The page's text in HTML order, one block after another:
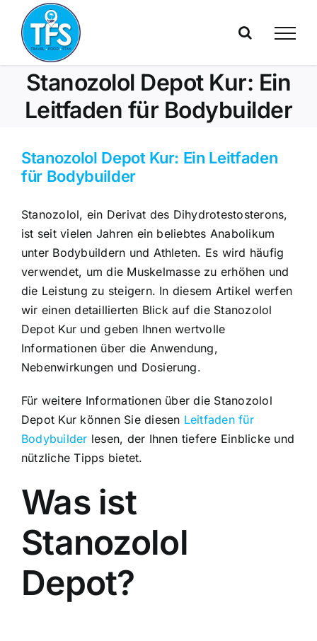
content
Stanozolol Depot Kur: Ein
Leitfaden für Bodybuilder
Stanozolol Depot Kur: Ein Leitfaden
für Bodybuilder
Stanozolol, ein Derivat des Dihydrotestosterons,
ist seit vielen Jahren ein beliebtes Anabolikum
unter Bodybuildern und Athleten. Es wird häufig
verwendet, um die Muskelmasse zu erhöhen und
die Leistung zu steigern. In diesem Artikel werfen
wir einen detaillierten Blick auf die Stanozolol
Depot Kur und geben Ihnen wertvolle
Informationen über die Anwendung,
Nebenwirkungen und Dosierung.
Für weitere Informationen über die Stanozolol
Depot Kur können Sie diesen Leitfaden für
Bodybuilder lesen, der Ihnen tiefere Einblicke und
nützliche Tipps bietet.
Was ist
Stanozolol
Depot?